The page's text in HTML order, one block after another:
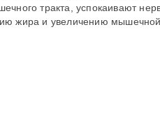
тракта, успокаивают
жира и увеличению